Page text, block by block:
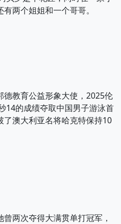
两个姐姐和一个哥哥。
教育公益形象大使，2025伦
14的成绩夺取中国男子游泳首
澳大利亚名将哈克特保持10
两次夺得大满贯单打冠军，